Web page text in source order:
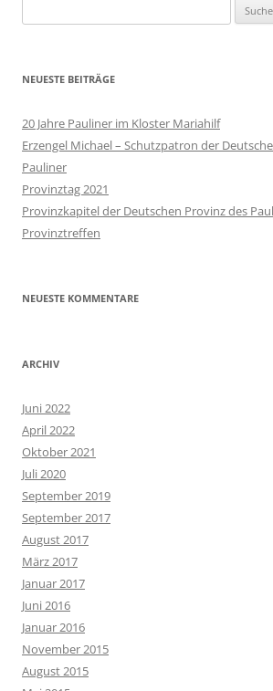
nach:
NEUESTE BEITRÄGE
20 Jahre Pauliner im Kloster Mariahilf
Erzengel Michael – Schutzpatron der
Pauliner
Provinztag 2021
Provinzkapitel der Deutschen Provinz des
Provinztreffen
NEUESTE KOMMENTARE
ARCHIV
Juni 2022
April 2022
Oktober 2021
Juli 2020
September 2019
September 2017
August 2017
März 2017
Januar 2017
Juni 2016
Januar 2016
November 2015
August 2015